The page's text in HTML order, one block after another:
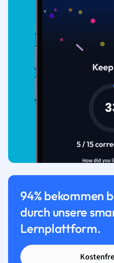
94% bekommen
durch unsere
Lernplattform.